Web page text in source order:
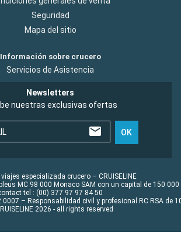
Seguridad
Mapa del sitio
Información sobre crucero
Servicios de Asistencia
Newsletters
nuestras exclusivas ofertas
OK
especializada crucero – CRUISELINE
MC 98 000 Monaco SAM con un capital de 150 000
tel : (00) 377 97 97 84 50
– Responsabilidad civil y profesional RC RSA de
2026 - all rights reserved